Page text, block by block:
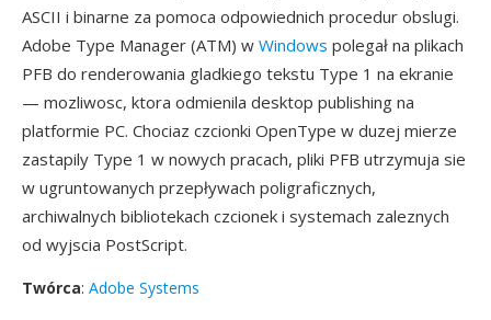
ASCII i binarne za pomoca odpowiednich procedur obslugi.
Adobe Type Manager (ATM) w Windows polegał na plikach
PFB do renderowania gladkiego tekstu Type 1 na ekranie
— mozliwosc, ktora odmienila desktop publishing na
platformie PC. Chociaz czcionki OpenType w duzej mierze
zastapily Type 1 w nowych pracach, pliki PFB utrzymuja sie
w ugruntowanych przepływach poligraficznych,
archiwalnych bibliotekach czcionek i systemach zaleznych
od wyjscia PostScript.
Twórca: Adobe Systems